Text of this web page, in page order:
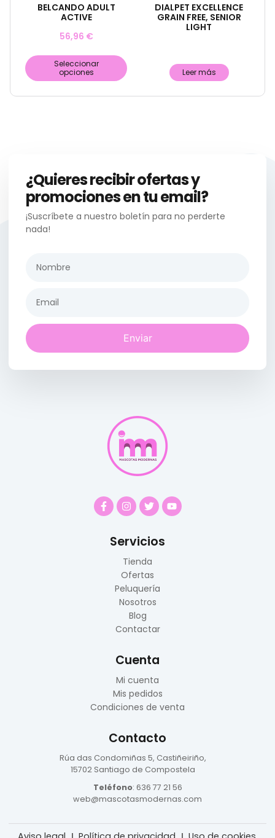
BELCANDO ADULT
ACTIVE
56,96 €
Seleccionar
opciones
DIALPET EXCELLENCE
GRAIN FREE, SENIOR
LIGHT
Leer más
¿Quieres recibir ofertas y
promociones en tu email?
¡Suscríbete a nuestro boletín para no perderte
nada!
Enviar
Servicios
Tienda
Ofertas
Peluquería
Nosotros
Blog
Contactar
Cuenta
Mi cuenta
Mis pedidos
Condiciones de venta
Contacto
Rúa das Condomiñas 5, Castiñeiriño,
15702 Santiago de Compostela
Teléfono: 636 77 21 56
web@mascotasmodernas.com